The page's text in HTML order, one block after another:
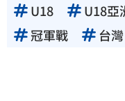
U18 U18亞
冠軍戰
台灣